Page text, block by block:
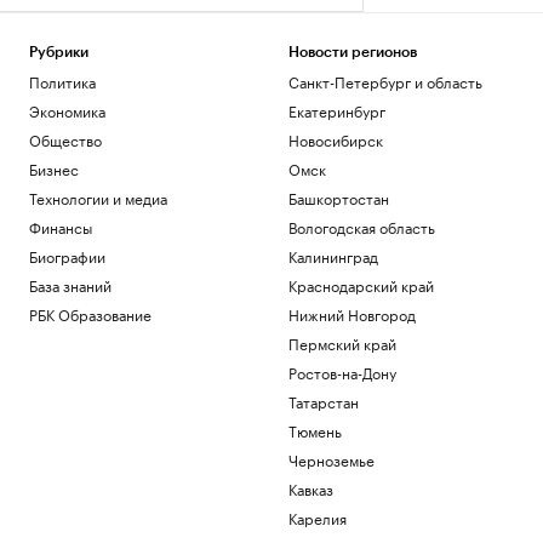
Рубрики
Политика
Экономика
Общество
Бизнес
Технологии и медиа
Финансы
Биографии
База знаний
РБК Образование
Новости регионов
Санкт-Петербург и область
Екатеринбург
Новосибирск
Омск
Башкортостан
Вологодская область
Калининград
Краснодарский край
Нижний Новгород
Пермский край
Ростов-на-Дону
Татарстан
Тюмень
Черноземье
Кавказ
Карелия